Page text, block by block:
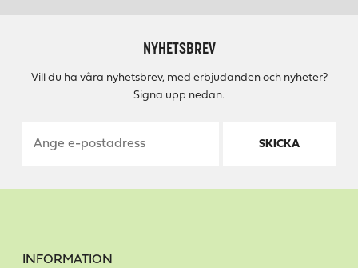
NYHETSBREV
Vill du ha våra nyhetsbrev, med erbjudanden och nyheter?
Signa upp nedan.
SKICKA
INFORMATION